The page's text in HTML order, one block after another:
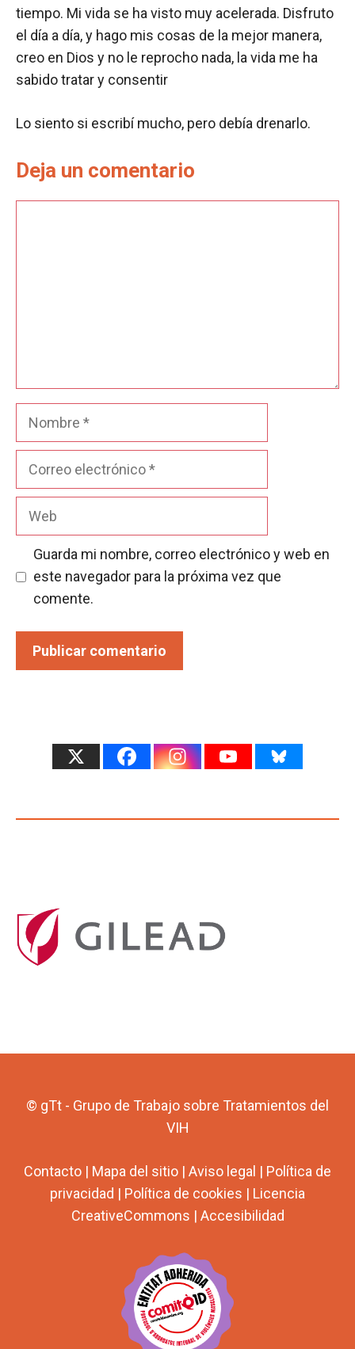
tiempo. Mi vida se ha visto muy acelerada. Disfruto
el día a día, y hago mis cosas de la mejor manera,
creo en Dios y no le reprocho nada, la vida me ha
sabido tratar y consentir
Lo siento si escribí mucho, pero debía drenarlo.
Deja un comentario
Nombre
Guarda mi nombre, correo electrónico y web en
este navegador para la próxima vez que
comente.
© gTt - Grupo de Trabajo sobre Tratamientos del
VIH
Contacto | Mapa del sitio | Aviso legal | Política de
privacidad | Política de cookies | Licencia
CreativeCommons | Accesibilidad